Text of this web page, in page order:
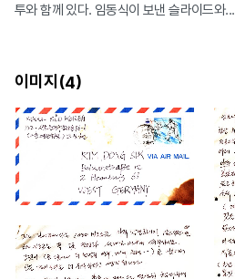
투와 함께 있다. 임동식이 보낸 슬라이드와...
이미지(4)